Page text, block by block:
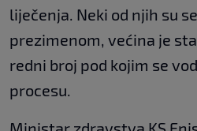
liječenja. Neki od njih su
prezimenom, većina je
redni broj pod kojim se
procesu.